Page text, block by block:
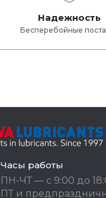
Надежность
Бесперебойные
Часы работы
ПН-ЧТ — с 9:00 до
ПТ и